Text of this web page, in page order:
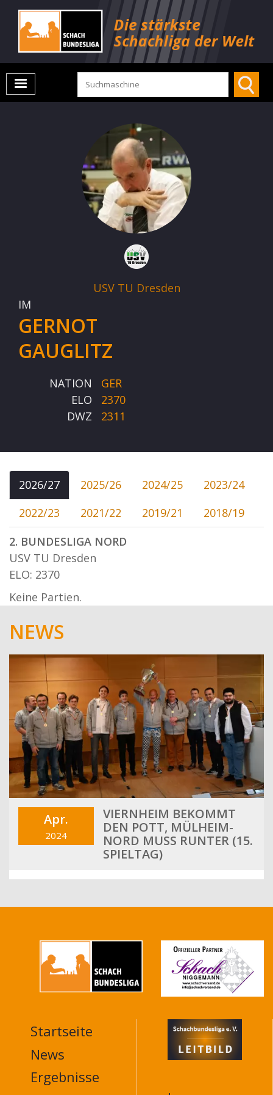
USV TU Dresden
IM
GERNOT
GAUGLITZ
NATION
GER
ELO
2370
DWZ
2311
2026/27 2025/26 2024/25
2023/24
2022/23
2021/22 2019/21
2018/19
2. BUNDESLIGA NORD
USV TU Dresden
ELO: 2370
Keine Partien.
NEWS
Apr.
2024
VIERNHEIM BEKOMMT
DEN POTT, MÜLHEIM-
NORD MUSS RUNTER (15.
SPIELTAG)
MAIN
NAVIGATION
FOOTER
Startseite
News
Ergebnisse